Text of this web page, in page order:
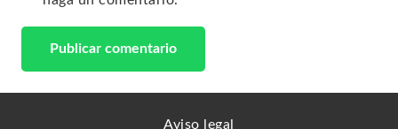
Publicar comentario
Aviso legal